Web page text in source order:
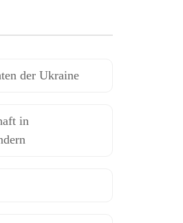
der Ukraine
in